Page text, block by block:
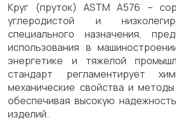
Круг (пруток) ASTM A576 –
углеродистой и
специального назначения,
использования в
энергетике и тяжелой
стандарт регламентирует
механические свойства и
обеспечивая высокую
изделий.